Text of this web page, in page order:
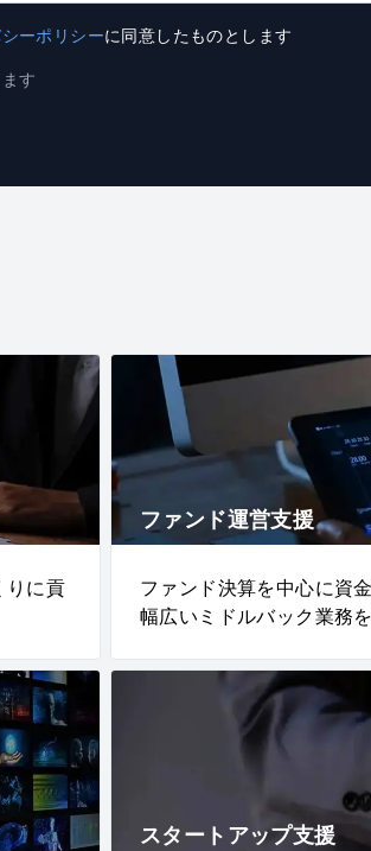
ーポリシーに同意したものとします
す
りに貢
ファンド運営支援
ファンド決算を中心に資
幅広いミドルバック業務
スタートアップ支援